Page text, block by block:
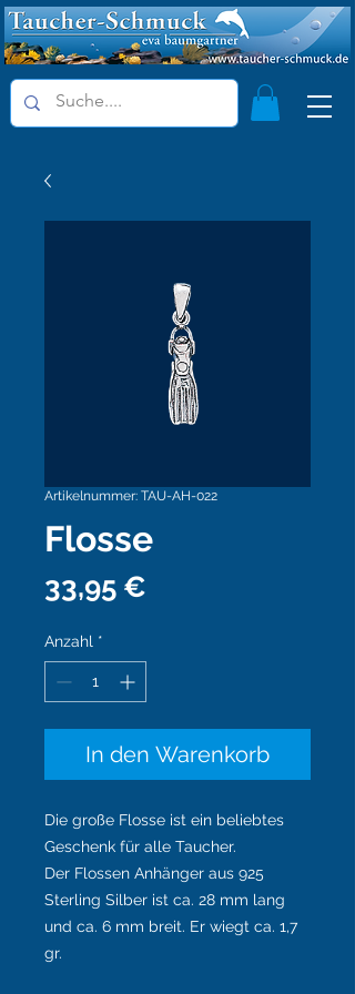
Artikelnummer: TAU-AH-022
Flosse
33,95 €
Anzahl *
In den Warenkorb
Die große Flosse ist ein beliebtes
Geschenk für alle Taucher.
Der Flossen Anhänger aus 925
Sterling Silber ist ca. 28 mm lang
und ca. 6 mm breit. Er wiegt ca. 1,7
gr.